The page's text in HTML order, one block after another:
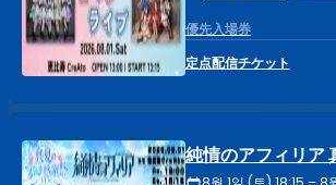
優先入場券
定点配信チケット
純情のアフィリア